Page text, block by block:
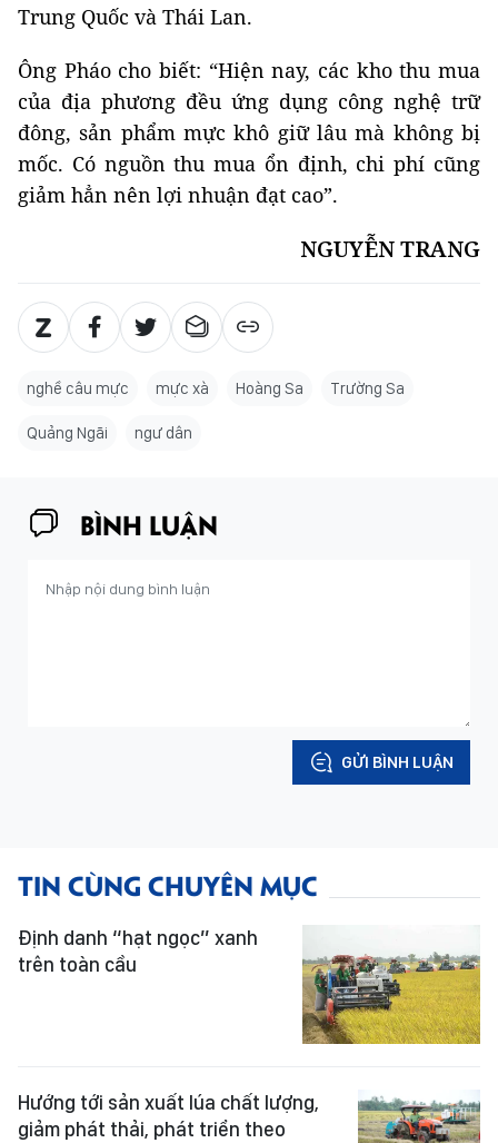
Trung Quốc và Thái Lan.
Ông Pháo cho biết: “Hiện nay, các kho thu mua
của địa phương đều ứng dụng công nghệ trữ
đông, sản phẩm mực khô giữ lâu mà không bị
mốc. Có nguồn thu mua ổn định, chi phí cũng
giảm hẳn nên lợi nhuận đạt cao”.
NGUYỄN TRANG
nghề câu mực mực xà Hoàng Sa Trường Sa
Quảng Ngãi ngư dân
BÌNH LUẬN
GỬI BÌNH LUẬN
TIN CÙNG CHUYÊN MỤC
Định danh “hạt ngọc” xanh
trên toàn cầu
Hướng tới sản xuất lúa chất lượng,
giảm phát thải, phát triển theo